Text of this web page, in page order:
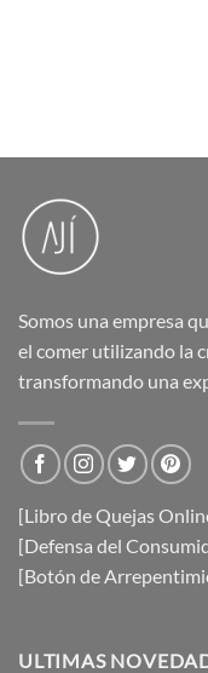
Somos una empresa
el comer utilizando la
transformando una
[Libro de Quejas
[Defensa del
[Botón de
ULTIMAS